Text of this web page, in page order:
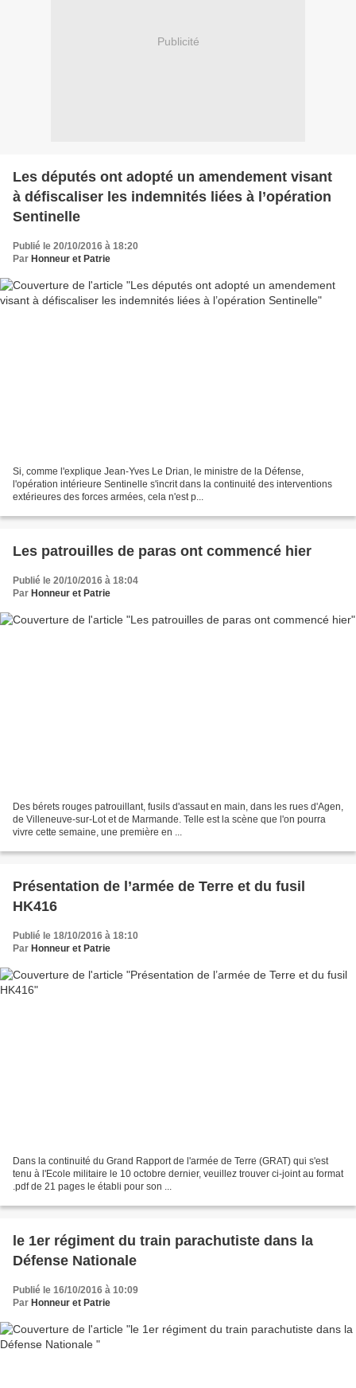
Publicité
Les députés ont adopté un amendement visant
à défiscaliser les indemnités liées à l’opération
Sentinelle
Publié le 20/10/2016 à 18:20
Par Honneur et Patrie
Si, comme l'explique Jean-Yves Le Drian, le ministre de la Défense,
l'opération intérieure Sentinelle s'incrit dans la continuité des interventions
extérieures des forces armées, cela n'est p...
Les patrouilles de paras ont commencé hier
Publié le 20/10/2016 à 18:04
Par Honneur et Patrie
Des bérets rouges patrouillant, fusils d'assaut en main, dans les rues d'Agen,
de Villeneuve-sur-Lot et de Marmande. Telle est la scène que l'on pourra
vivre cette semaine, une première en ...
Présentation de l’armée de Terre et du fusil
HK416
Publié le 18/10/2016 à 18:10
Par Honneur et Patrie
Dans la continuité du Grand Rapport de l'armée de Terre (GRAT) qui s'est
tenu à l'Ecole militaire le 10 octobre dernier, veuillez trouver ci-joint au format
.pdf de 21 pages le établi pour son ...
le 1er régiment du train parachutiste dans la
Défense Nationale
Publié le 16/10/2016 à 10:09
Par Honneur et Patrie